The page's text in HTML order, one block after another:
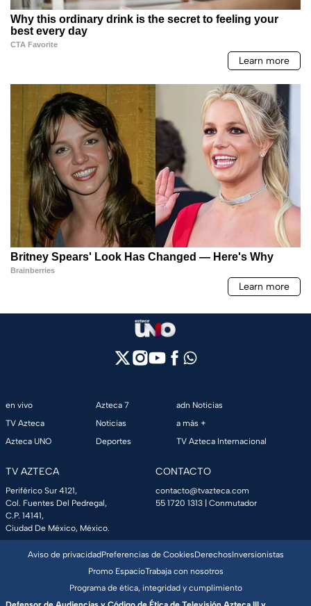
en vivo
TV Azteca
Azteca UNO
Azteca 7
Noticias
Deportes
adn Noticias
a más +
TV Azteca Internacional
TV AZTECA
Periférico Sur 4121,
Col. Fuentes Del Pedregal,
C.P. 14141,
Ciudad De México, México.
CONTACTO
contacto@tvazteca.com
55 1720 1313 | Conmutador
Aviso de privacidadPreferencias de CookiesDerechosInversionistas
Promo EspacioTrabaja con nosotros
Programa de ética, integridad y cumplimiento